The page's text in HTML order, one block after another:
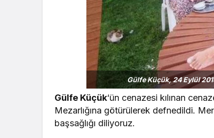
Gülfe Küçük, 24 Eylül
Gülfe Küçük‘ün cenazesi kılınan
Mezarlığına götürülerek defnedildi.
başsağlığı diliyoruz.